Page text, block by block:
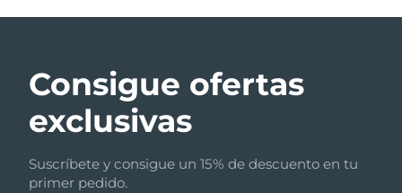
Consigue ofertas
exclusivas
Suscríbete y consigue un 15% de descuento en tu
primer pedido.